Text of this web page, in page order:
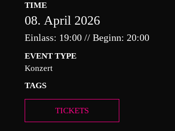
TIME
08. April 2026
Einlass: 19:00 // Beginn: 20:00
EVENT TYPE
Konzert
TAGS
TICKETS